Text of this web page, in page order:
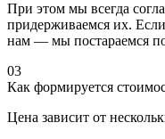
При этом мы всегда
придерживаемся их.
нам — мы постараемся
03
Как формируется
Цена зависит от